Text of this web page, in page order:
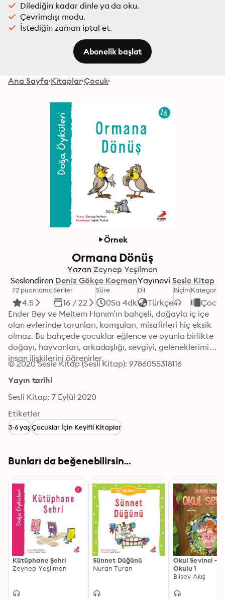
Dilediğin kadar dinle ya da oku.
Çevrimdışı modu.
İstediğin zaman iptal et.
Abonelik başlat
Ana Sayfa Kitaplar Çocuk
Örnek
Ormana Dönüş
Yazan Zeynep Yeşilmen
Seslendiren Deniz Gökçe KoçmanYayınevi Sesle Kitap
72 puanlama
4.5
Seriler
16 / 22
Süre
0Sa 4dk
Dil
Türkçe
BiçimKategori
Çocuk
Ender Bey ve Meltem Hanım’ın bahçeli, doğayla iç içe
olan evlerinde torunları, komşuları, misafirleri hiç eksik
olmaz. Bu bahçede çocuklar eğlence ve oyunla birlikte
doğayı, hayvanları, arkadaşlığı, sevgiyi, geleneklerimizi,
insan ilişkilerini öğrenirler.
© 2020 Sesle Kitap (Sesli Kitap): 9786055318116
Yayın tarihi
Sesli Kitap: 7 Eylül 2020
Etiketler
3-6 yaşÇocuklar İçin Keyifli Kitaplar
Bunları da beğenebilirsin...
Kütüphane Şehri
Zeynep Yeşilmen
Sünnet Düğünü
Nuran Turan
Okul Sevinci -
Okulu 1
Bilsev Akış